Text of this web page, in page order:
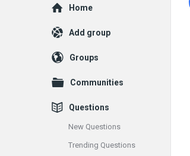
Explore
Home
Add group
Groups
Communities
Questions
New Questions
Trending Questions